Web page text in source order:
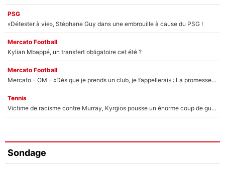
PSG
«Détester à vie», Stéphane Guy dans une embrouille à cause du PSG !
Mercato Football
Kylian Mbappé, un transfert obligatoire cet été ?
Mercato Football
Mercato - OM - «Dès que je prends un club, je t’appellerai» : La promesse de Marcelino au moment de claquer la porte
Tennis
Victime de racisme contre Murray, Kyrgios pousse un énorme coup de gueule !
Sondage